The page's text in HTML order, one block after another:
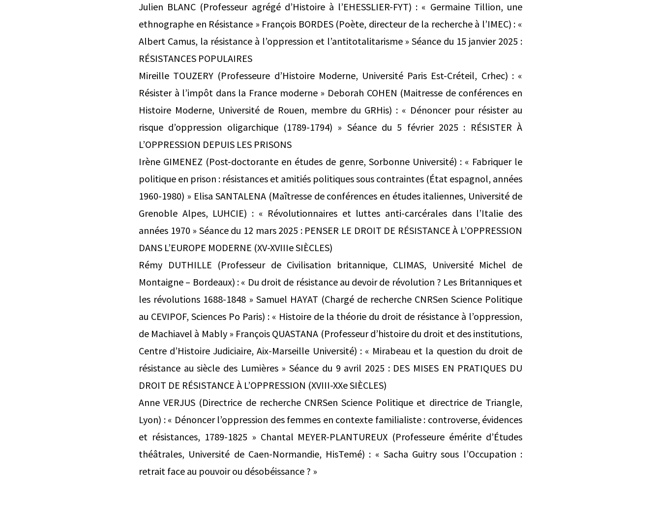
Julien BLANC (Professeur agrégé d’Histoire à l’EHESSLIER-FYT) : « Germaine Tillion, une
ethnographe en Résistance » François BORDES (Poète, directeur de la recherche à l’IMEC) : «
Albert Camus, la résistance à l’oppression et l’antitotalitarisme » Séance du 15 janvier 2025 :
RÉSISTANCES POPULAIRES
Mireille TOUZERY (Professeure d’Histoire Moderne, Université Paris Est-Créteil, Crhec) : «
Résister à l’impôt dans la France moderne » Deborah COHEN (Maitresse de conférences en
Histoire Moderne, Université de Rouen, membre du GRHis) : « Dénoncer pour résister au
risque d’oppression oligarchique (1789-1794) » Séance du 5 février 2025 : RÉSISTER À
L’OPPRESSION DEPUIS LES PRISONS
Irène GIMENEZ (Post-doctorante en études de genre, Sorbonne Université) : « Fabriquer le
politique en prison : résistances et amitiés politiques sous contraintes (État espagnol, années
1960-1980) » Elisa SANTALENA (Maîtresse de conférences en études italiennes, Université de
Grenoble Alpes, LUHCIE) : « Révolutionnaires et luttes anti-carcérales dans l’Italie des
années 1970 » Séance du 12 mars 2025 : PENSER LE DROIT DE RÉSISTANCE À L’OPPRESSION
DANS L’EUROPE MODERNE (XV-XVIIIe SIÈCLES)
Rémy DUTHILLE (Professeur de Civilisation britannique, CLIMAS, Université Michel de
Montaigne – Bordeaux) : « Du droit de résistance au devoir de révolution ? Les Britanniques et
les révolutions 1688-1848 » Samuel HAYAT (Chargé de recherche CNRSen Science Politique
au CEVIPOF, Sciences Po Paris) : « Histoire de la théorie du droit de résistance à l’oppression,
de Machiavel à Mably » François QUASTANA (Professeur d’histoire du droit et des institutions,
Centre d’Histoire Judiciaire, Aix-Marseille Université) : « Mirabeau et la question du droit de
résistance au siècle des Lumières » Séance du 9 avril 2025 : DES MISES EN PRATIQUES DU
DROIT DE RÉSISTANCE À L’OPPRESSION (XVIII-XXe SIÈCLES)
Anne VERJUS (Directrice de recherche CNRSen Science Politique et directrice de Triangle,
Lyon) : « Dénoncer l’oppression des femmes en contexte familialiste : controverse, évidences
et résistances, 1789-1825 » Chantal MEYER-PLANTUREUX (Professeure émérite d’Études
théâtrales, Université de Caen-Normandie, HisTemé) : « Sacha Guitry sous l’Occupation :
retrait face au pouvoir ou désobéissance ? »